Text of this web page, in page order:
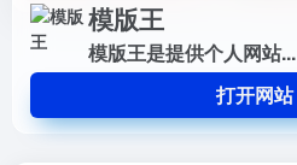
模版王
模版王是提供个人网站...
打开网站